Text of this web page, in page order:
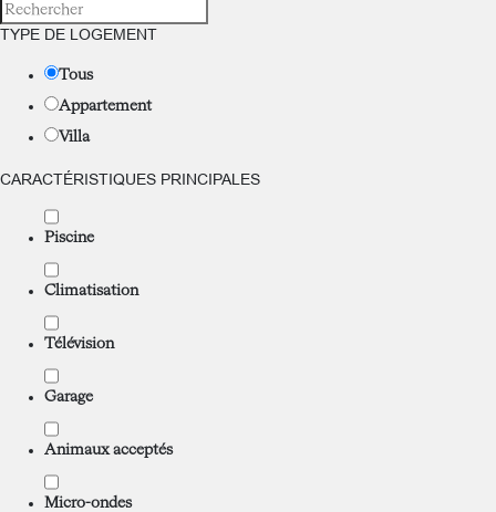
TYPE DE LOGEMENT
Tous
Appartement
Villa
CARACTÉRISTIQUES PRINCIPALES
Piscine
Climatisation
Télévision
Garage
Animaux acceptés
Micro-ondes